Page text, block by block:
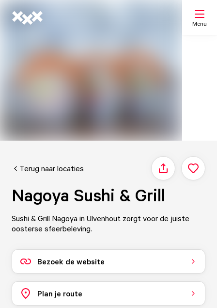
Menu
Terug naar locaties Delen
Nagoya Sushi & Grill
Sushi & Grill Nagoya in Ulvenhout zorgt voor de juiste
oosterse sfeerbeleving.
Bezoek de website
Plan je route